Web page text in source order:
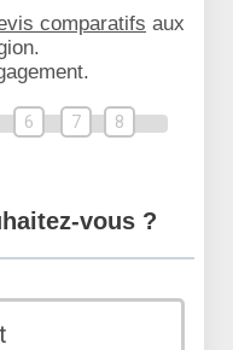
comparatifs aux
6 7 8
vous ?